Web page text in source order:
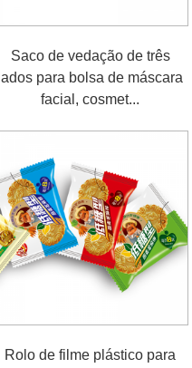
Saco de vedação de três
lados para bolsa de máscara
facial, cosmet...
Rolo de filme plástico para